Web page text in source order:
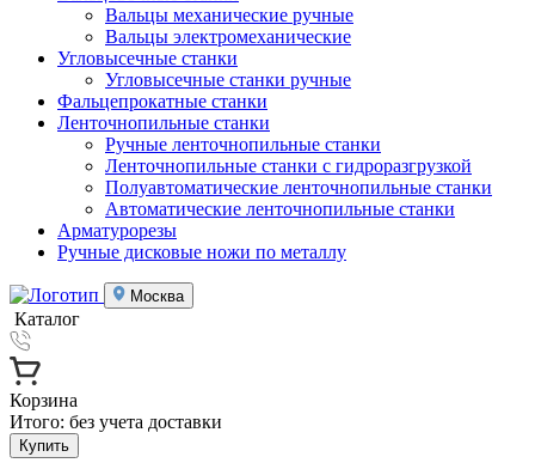
Вальцы механические ручные
Вальцы электромеханические
Угловысечные станки
Угловысечные станки ручные
Фальцепрокатные станки
Ленточнопильные станки
Ручные ленточнопильные станки
Ленточнопильные станки с гидроразгрузкой
Полуавтоматические ленточнопильные станки
Автоматические ленточнопильные станки
Арматурорезы
Ручные дисковые ножи по металлу
Москва
Каталог
Корзина
Итого: без учета доставки
Купить